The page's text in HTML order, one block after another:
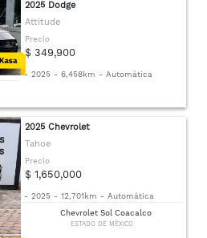
2025 Dodge
Attitude
Precio
$ 349,900
- 2025 - 6,458km - Automática
2025 Chevrolet
Tahoe
Precio
$ 1,650,000
- 2025 - 12,701km - Automática
Chevrolet Sol Coacalco
ESTADO DE MÉXICO